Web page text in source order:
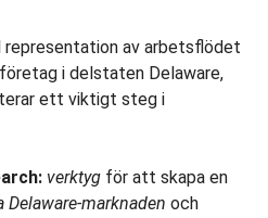
representation av arbetsflödet
i delstaten Delaware,
ett viktigt steg i
verktyg för att skapa en
Delaware-marknaden och